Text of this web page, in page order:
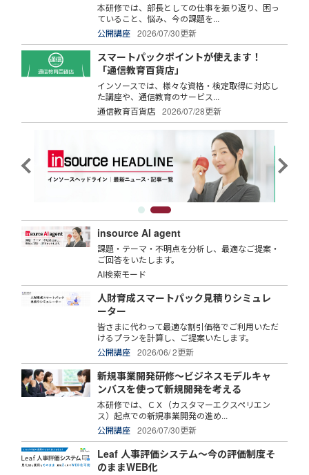
本研修では、部長としての仕事を振り返り、困っ
ていること、悩み、今の課題を...
公開講座
2026/07/30更新
スマートパックポイントが使えます！
「通信教育百貨店」
インソースでは、様々な資格・検定取得に対応し
た講座や、通信教育のサービス...
通信教育百貨店
2026/07/28更新
insource AI agent
課題・テーマ・不明点を分析し、最適なご提案・
ご回答をいたします。
AI検索モード
人財育成スマートパック見積りシミュレ
ーター
皆さまに代わって最適な割引価格でご利用いただ
けるプランを計算し、ご提案いたします。
公開講座
2026/06/ 2更新
新規事業開発研修～ビジネスモデルキャ
ンバスを使って新規開発を考える
本研修では、ＣＸ（カスタマーエクスペリエン
ス）起点での新規事業開発の進め...
公開講座
2026/07/30更新
Leaf 人事評価システム～今の評価制度そ
のままWEB化